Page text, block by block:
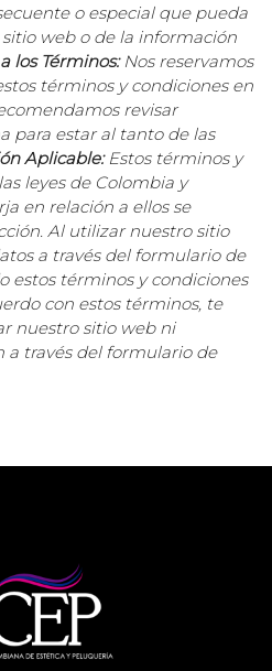
o especial que pueda
web o de la información
los Términos:Nos reservamos
términos y condiciones en
revisar
para estar al tanto de las
Aplicable:Estos términos y
leyes de Colombia y
en relación a ellos se
Al utilizar nuestro sitio
a través del formulario de
estos términos y condiciones
con estos términos, te
nuestro sitio web ni
través del formulario de